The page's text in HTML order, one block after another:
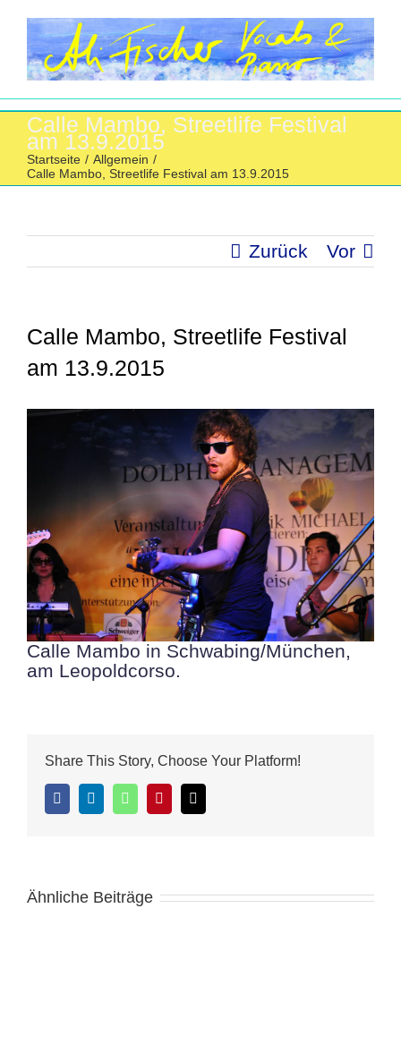
Inhalt
springen
Calle Mambo, Streetlife Festival
am 13.9.2015
Startseite / Allgemein /
Calle Mambo, Streetlife Festival am 13.9.2015
Zurück Vor
Calle Mambo, Streetlife Festival
am 13.9.2015
Calle Mambo in Schwabing/München,
am Leopoldcorso.
Share This Story, Choose Your Platform!
FacebookLinkedInWhatsAppPinterest
Mail
Ähnliche Beiträge